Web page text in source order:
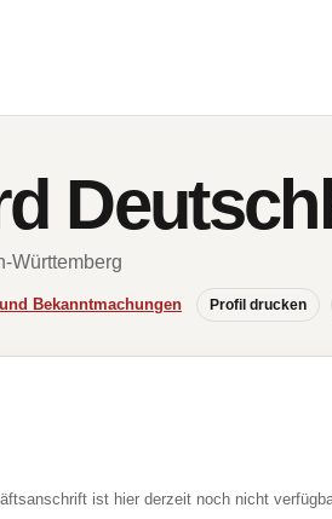
Württemberg
Bekanntmachungen Profil drucken
ist hier derzeit noch nicht